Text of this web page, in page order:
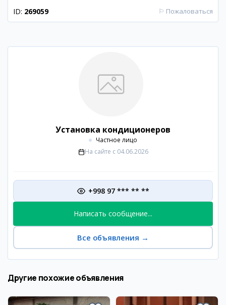
ID: 269059 ⚐ Пожаловаться
Установка кондиционеров
Частное лицо
На сайте с 04.06.2026
+998 97 *** ** **
Написать сообщение...
Все объявления →
Другие похожие объявления